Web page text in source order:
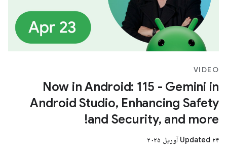
VIDEO
Now in Android: 115 - Gemini in
Android Studio, Enhancing Safety
and Security, and more!
Updated ۲۴ آوریل ۲۰۲۵